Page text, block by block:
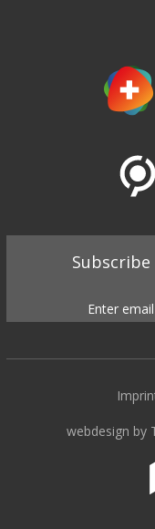
webdesign by